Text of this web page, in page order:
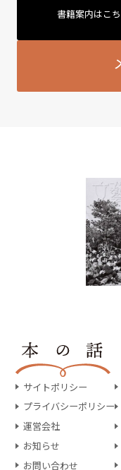
書籍案内はこ
サイトポリシー
プライバシーポリシー
運営会社
お知らせ
お問い合わせ